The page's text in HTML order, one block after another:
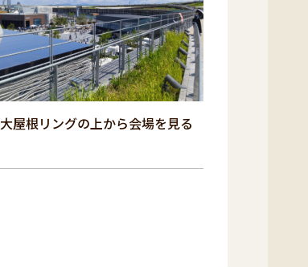
大屋根リングの上から会場を見る